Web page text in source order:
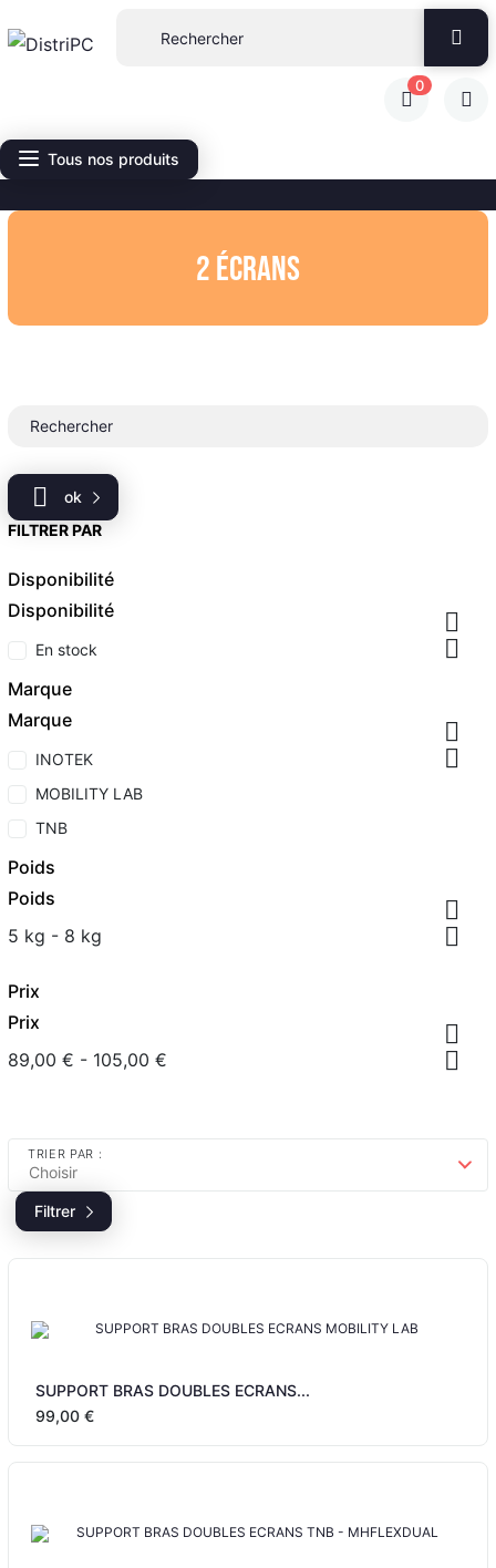
0
Tous nos produits
2 écrans

ok
FILTRER PAR
Disponibilité
Disponibilité


En stock
Marque
Marque


INOTEK
MOBILITY LAB
TNB
Poids
Poids


5 kg - 8 kg
Prix
Prix


89,00 € - 105,00 €
TRIER PAR :
Choisir
Filtrer
SUPPORT BRAS DOUBLES ECRANS...
99,00 €